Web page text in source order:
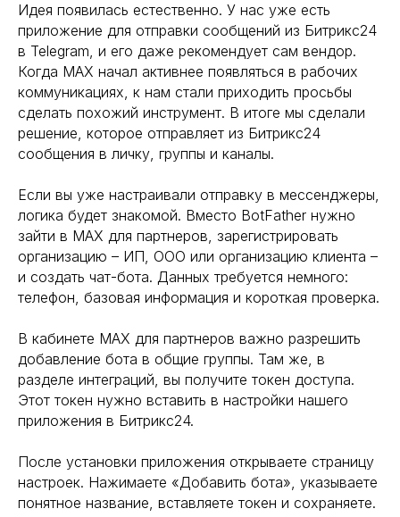
Идея появилась естественно. У нас уже есть
приложение для отправки сообщений из Битрикс24
в Telegram, и его даже рекомендует сам вендор.
Когда MAX начал активнее появляться в рабочих
коммуникациях, к нам стали приходить просьбы
сделать похожий инструмент. В итоге мы сделали
решение, которое отправляет из Битрикс24
сообщения в личку, группы и каналы.
Если вы уже настраивали отправку в мессенджеры,
логика будет знакомой. Вместо BotFather нужно
зайти в MAX для партнеров, зарегистрировать
организацию – ИП, ООО или организацию клиента –
и создать чат-бота. Данных требуется немного:
телефон, базовая информация и короткая проверка.
В кабинете MAX для партнеров важно разрешить
добавление бота в общие группы. Там же, в
разделе интеграций, вы получите токен доступа.
Этот токен нужно вставить в настройки нашего
приложения в Битрикс24.
После установки приложения открываете страницу
настроек. Нажимаете «Добавить бота», указываете
понятное название, вставляете токен и сохраняете.